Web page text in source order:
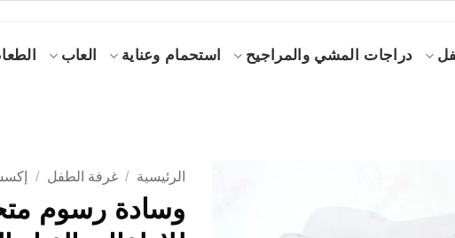
دراجات المشي والمراجيح استحمام وعناية العاب
الرئيسية / غرفة الطفل /
وسادة رسوم